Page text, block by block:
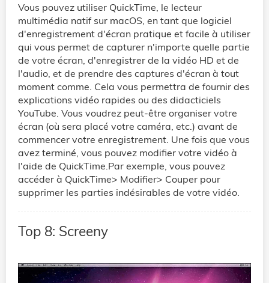
Vous pouvez utiliser QuickTime, le lecteur
multimédia natif sur macOS, en tant que logiciel
d'enregistrement d'écran pratique et facile à utiliser
qui vous permet de capturer n'importe quelle partie
de votre écran, d'enregistrer de la vidéo HD et de
l'audio, et de prendre des captures d'écran à tout
moment comme. Cela vous permettra de fournir des
explications vidéo rapides ou des didacticiels
YouTube. Vous voudrez peut-être organiser votre
écran (où sera placé votre caméra, etc.) avant de
commencer votre enregistrement. Une fois que vous
avez terminé, vous pouvez modifier votre vidéo à
l'aide de QuickTime.Par exemple, vous pouvez
accéder à QuickTime> Modifier> Couper pour
supprimer les parties indésirables de votre vidéo.
Top 8: Screeny